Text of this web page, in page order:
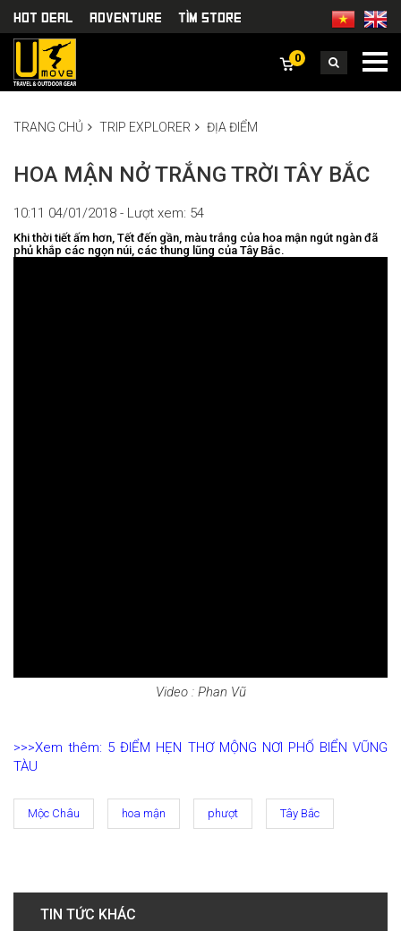
HOT DEAL Adventure TÌm Store
0
TRANG CHỦ TRIP EXPLORER ĐỊA ĐIỂM
HOA MẬN NỞ TRẮNG TRỜI TÂY BẮC
10:11 04/01/2018 - Lượt xem: 54
Khi thời tiết ấm hơn, Tết đến gần, màu trắng của hoa mận ngút ngàn đã
phủ khắp các ngọn núi, các thung lũng của Tây Bắc.
Video : Phan Vũ
>>>Xem thêm: 5 ĐIỂM HẸN THƠ MỘNG NƠI PHỐ BIỂN VŨNG
TÀU
Mộc Châu hoa mận phượt Tây Bắc
TIN TỨC KHÁC